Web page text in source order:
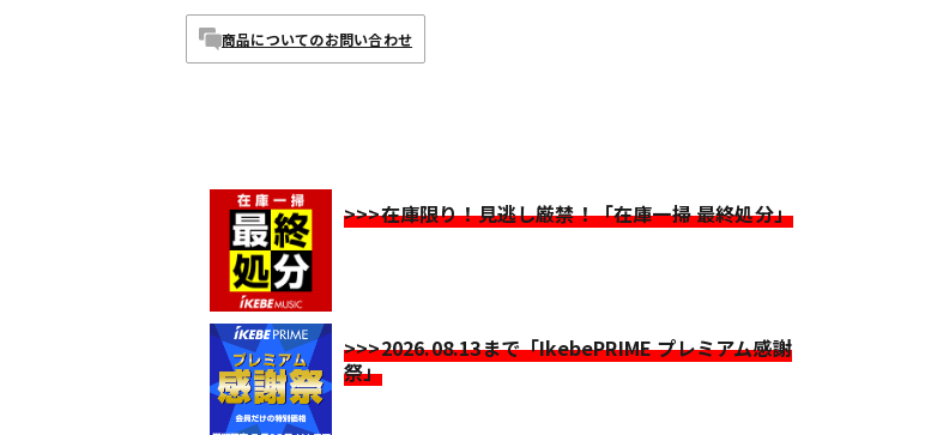
商品についてのお問い合わせ
>>>在庫限り！見逃し厳禁！「在庫一掃 最終処分」
>>>2026.08.13まで「IkebePRIME プレミアム感謝
祭」